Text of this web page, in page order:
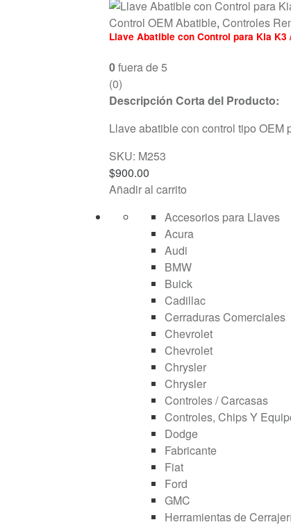
Control OEM Abatible, Controles
Llave Abatible con Control para Kia K3
0fuera de 5
(0)
Descripción Corta del Producto:
Llave abatible con control tipo
SKU: M253
$900.00
Añadir al carrito
Accesorios para Llaves
Acura
Audi
BMW
Buick
Cadillac
Cerraduras Comerciales
Chevrolet
Chevrolet
Chrysler
Chrysler
Controles / Carcasas
Controles, Chips Y
Dodge
Fabricante
Fiat
Ford
GMC
Herramientas de